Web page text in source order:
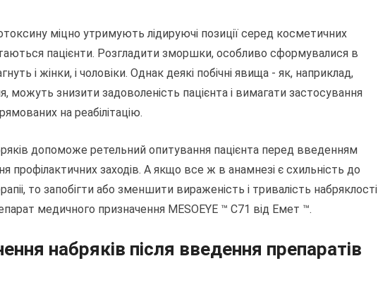
міцно утримують лідируючі позиції серед косметичних
пацієнти. Розгладити зморшки, особливо сформувалися в
і жінки, і чоловіки. Однак деякі побічні явища - як, наприклад,
можуть знизити задоволеність пацієнта і вимагати застосування
на реабілітацію.
допоможе ретельний опитування пацієнта перед введенням
профілактичних заходів. А якщо все ж в анамнезі є схильність до
то запобігти або зменшити вираженість і тривалість набряклості
медичного призначення MESOEYE ™ С71 від Емет ™.
набряків після введення препаратів